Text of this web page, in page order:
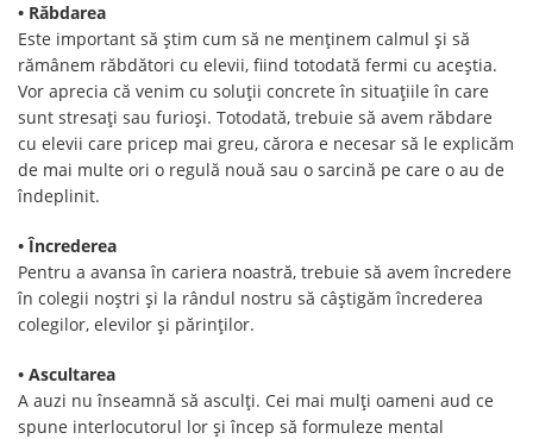
• Răbdarea
Este important să știm cum să ne menținem calmul și să
rămânem răbdători cu elevii, fiind totodată fermi cu aceștia.
Vor aprecia că venim cu soluții concrete în situațiile în care
sunt stresați sau furioși. Totodată, trebuie să avem răbdare
cu elevii care pricep mai greu, cărora e necesar să le explicăm
de mai multe ori o regulă nouă sau o sarcină pe care o au de
îndeplinit.
• Încrederea
Pentru a avansa în cariera noastră, trebuie să avem încredere
în colegii noștri și la rândul nostru să câștigăm încrederea
colegilor, elevilor și părinților.
• Ascultarea
A auzi nu înseamnă să asculți. Cei mai mulți oameni aud ce
spune interlocutorul lor și încep să formuleze mental